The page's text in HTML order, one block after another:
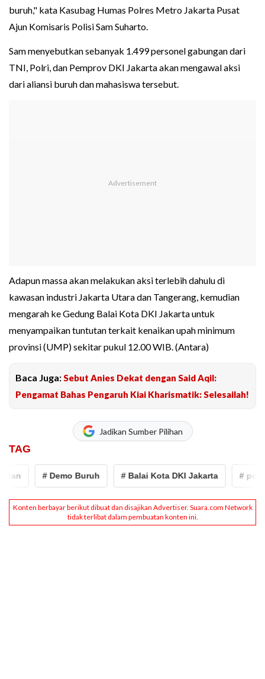
buruh," kata Kasubag Humas Polres Metro Jakarta Pusat
Ajun Komisaris Polisi Sam Suharto.
Sam menyebutkan sebanyak 1.499 personel gabungan dari
TNI, Polri, dan Pemprov DKI Jakarta akan mengawal aksi
dari aliansi buruh dan mahasiswa tersebut.
Adapun massa akan melakukan aksi terlebih dahulu di
kawasan industri Jakarta Utara dan Tangerang, kemudian
mengarah ke Gedung Balai Kota DKI Jakarta untuk
menyampaikan tuntutan terkait kenaikan upah minimum
provinsi (UMP) sekitar pukul 12.00 WIB. (Antara)
Baca Juga:Sebut Anies Dekat dengan Said Aqil:
Pengamat Bahas Pengaruh Kiai Kharismatik: Selesailah!
Jadikan Sumber Pilihan
TAG
# Demo Buruh # Balai Kota DKI Jakarta # polres